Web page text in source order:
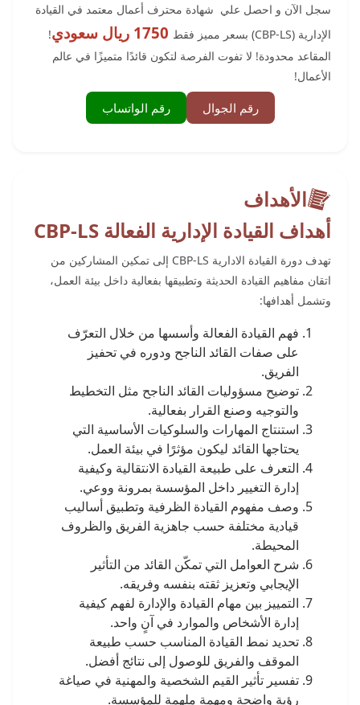
سجل الآن و احصل علي شهادة محترف أعمال معتمد في القيادة
الإدارية (CBP-LS) بسعر مميز فقط
!
المقاعد محدودة! لا تفوت الفرصة لتكون قائدًا متميزًا في عالم
الأعمال!
رقم الجوال رقم الواتساب
الأهداف
أهداف القيادة الإدارية الفعالة CBP-LS
تهدف دورة القيادة الادارية CBP-LS إلى تمكين المشاركين من
اتقان مفاهيم القيادة الحديثة وتطبيقها بفعالية داخل بيئة العمل،
وتشمل أهدافها:
فهم القيادة الفعالة وأسسها من خلال التعرّف
على صفات القائد الناجح ودوره في تحفيز
الفريق.
توضيح مسؤوليات القائد الناجح مثل التخطيط
والتوجيه وصنع القرار بفعالية.
استنتاج المهارات والسلوكيات الأساسية التي
يحتاجها القائد ليكون مؤثرًا في بيئة العمل.
التعرف على طبيعة القيادة الانتقالية وكيفية
إدارة التغيير داخل المؤسسة بمرونة ووعي.
وصف مفهوم القيادة الظرفية وتطبيق أساليب
قيادية مختلفة حسب جاهزية الفريق والظروف
المحيطة.
شرح العوامل التي تمكّن القائد من التأثير
الإيجابي وتعزيز ثقته بنفسه وفريقه.
التمييز بين مهام القيادة والإدارة لفهم كيفية
إدارة الأشخاص والموارد في آنٍ واحد.
تحديد نمط القيادة المناسب حسب طبيعة
الموقف والفريق للوصول إلى نتائج أفضل.
تفسير تأثير القيم الشخصية والمهنية في صياغة
رؤية واضحة ومهمة ملهمة للمؤسسة.